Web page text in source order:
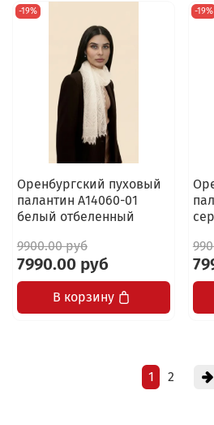
-19%
Оренбургский пуховый
палантин А14060-01
белый отбеленный
9900.00 руб
7990.00 руб
В корзину
-19%
1 2